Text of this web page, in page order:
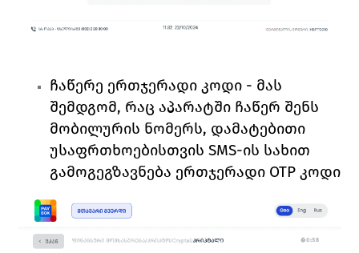
ჩაწერე ერთჯერადი კოდი - მას
შემდგომ, რაც აპარატში ჩაწერ შენს
მობილურის ნომერს, დამატებითი
უსაფრთხოებისთვის SMS-ის სახით
გამოგეგზავნება ერთჯერადი OTP კოდი